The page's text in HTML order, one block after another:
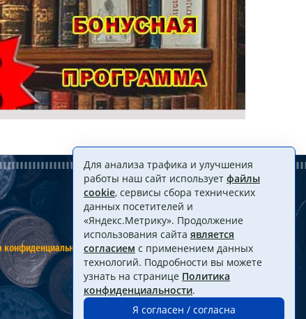
конфиденциальности Договор оферты
Для анализа трафика и улучшения
работы наш сайт использует файлы
cookie, сервисы сбора технических
данных посетителей и
«Яндекс.Метрику». Продолжение
использования сайта является
согласием с применением данных
технологий. Подробности вы можете
узнать на странице Политика
конфиденциальности.
Я согласен / согласна